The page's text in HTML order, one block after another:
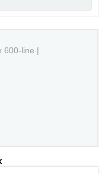
600-line |